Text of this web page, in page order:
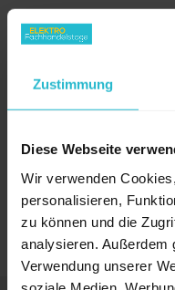
Zustimmung
Diese Webseite
Wir verwenden
personalisieren,
zu können und die
analysieren. Außerdem
Verwendung unserer
Ihre Anreise
Mit den Öffis
Mit dem Flugzeug